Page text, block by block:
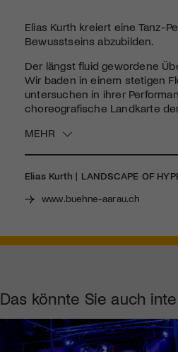
Elias Kurth kreiert eine Tanz-
Bewusstseins abzubilden.
Der längst fluid gewordene
Wir baden in einem stetigen
untersuchen in ihrer
choreografische Landkarte
MEHR
Elias Kurth | LANDSCAPE OF
www.buehne-aarau.ch
Das könnte Sie auch